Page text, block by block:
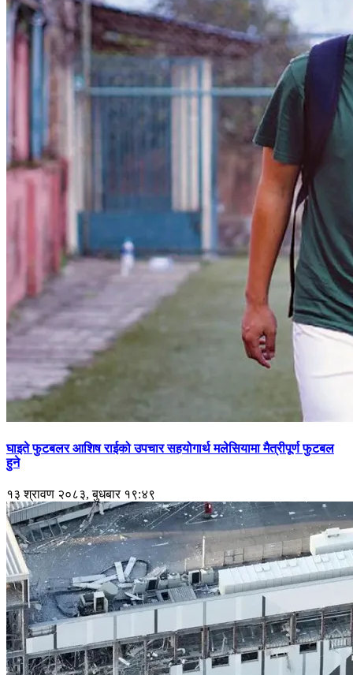
घाइते फुटबलर आशिष राईको उपचार सहयोगार्थ मलेसियामा मैत्रीपूर्ण फुटबल
हुने
१३ श्रावण २०८३, बुधबार १९:४९